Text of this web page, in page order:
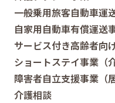
一般乗用旅客自動車運
自家用自動車有償運送
サービス付き高齢者向
ショートステイ事業（
障害者自立支援事業（
介護相談